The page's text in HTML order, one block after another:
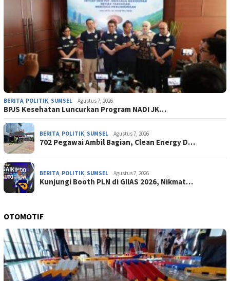
BERITA POLITIK SUMSEL Agustus 7, 2026
BPJS Kesehatan Luncurkan Program NADI JK…
BERITA POLITIK SUMSEL Agustus 7, 2026
702 Pegawai Ambil Bagian, Clean Energy D…
BERITA POLITIK SUMSEL Agustus 7, 2026
Kunjungi Booth PLN di GIIAS 2026, Nikmat…
OTOMOTIF